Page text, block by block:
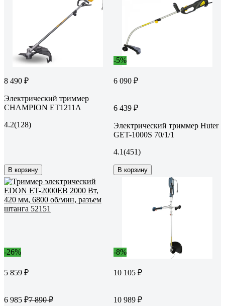
8 490 ₽
Электрический триммер
CHAMPION ET1211А
4.2(128)
В корзину
-5%
6 090 ₽
6 439 ₽
Электрический триммер Huter
GET-1000S 70/1/1
4.1(451)
В корзину
-26%
5 859 ₽
6 985 ₽7 890 ₽
-8%
10 105 ₽
10 989 ₽